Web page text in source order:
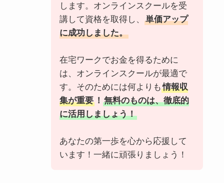
します。オンラインスクールを受
講して資格を取得し、
単価アップ
に成功しました。
在宅ワークでお金を得るために
は、オンラインスクールが最適で
す。そのためには何よりも 情報収
集が重要！ 無料のものは、徹底的
に活用しましょう！
あなたの第一歩を心から応援して
います！一緒に頑張りましょう！